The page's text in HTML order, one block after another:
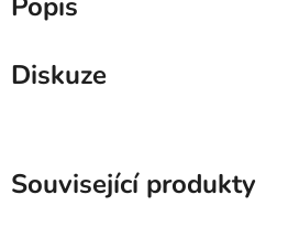
Diskuze
Související produkty